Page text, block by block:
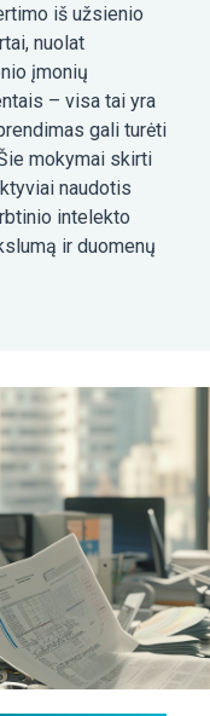
iš užsienio
nuolat
įmonių
– visa tai yra
gali turėti
mokymai skirti
naudotis
intelekto
ir duomenų